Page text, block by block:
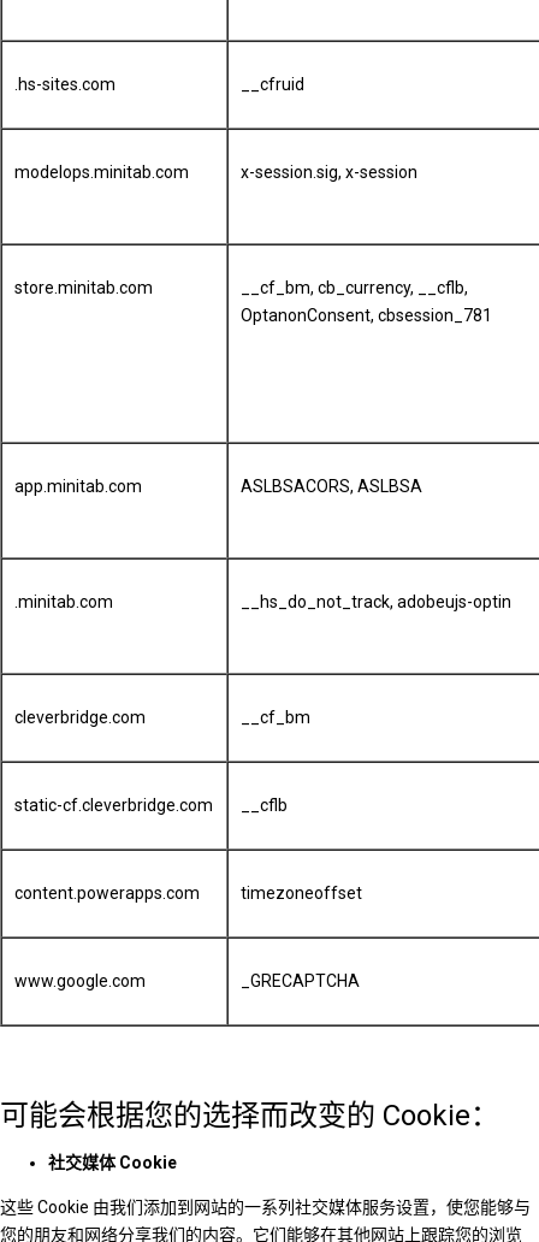
.hs-sites.com __cfruid
modelops.minitab.com x-session.sig, x-session
store.minitab.com
__cf_bm, cb_currency, __cflb,
OptanonConsent, cbsession_781
app.minitab.com ASLBSACORS, ASLBSA
.minitab.com __hs_do_not_track, adobeujs-optin
cleverbridge.com __cf_bm
static-cf.cleverbridge.com __cflb
content.powerapps.com timezoneoffset
www.google.com _GRECAPTCHA
可能会根据您的选择而改变的 Cookie：
社交媒体 Cookie
这些 Cookie 由我们添加到网站的一系列社交媒体服务设置，使您能够与
您的朋友和网络分享我们的内容。它们能够在其他网站上跟踪您的浏览